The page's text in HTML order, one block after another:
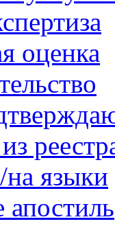
оценка
языки
апостиль